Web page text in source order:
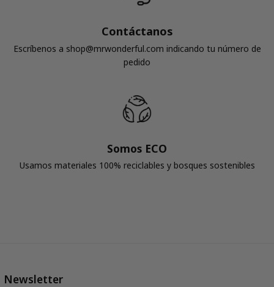
Contáctanos
Escríbenos a shop@mrwonderful.com indicando tu número de
pedido
Somos ECO
Usamos materiales 100% reciclables y bosques sostenibles
Newsletter